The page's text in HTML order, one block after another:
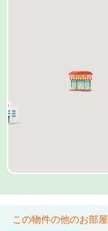
この物件の他のお部屋